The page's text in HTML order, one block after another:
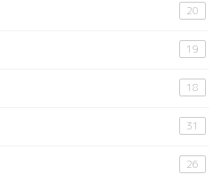
20
19
18
31
26